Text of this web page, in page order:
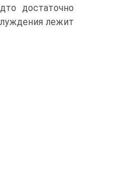
достаточно
лежит